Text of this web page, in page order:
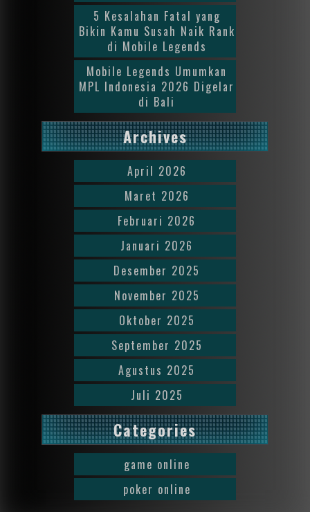
5 Kesalahan Fatal yang
Bikin Kamu Susah Naik Rank
di Mobile Legends
Mobile Legends Umumkan
MPL Indonesia 2026 Digelar
di Bali
Archives
April 2026
Maret 2026
Februari 2026
Januari 2026
Desember 2025
November 2025
Oktober 2025
September 2025
Agustus 2025
Juli 2025
Categories
game online
poker online